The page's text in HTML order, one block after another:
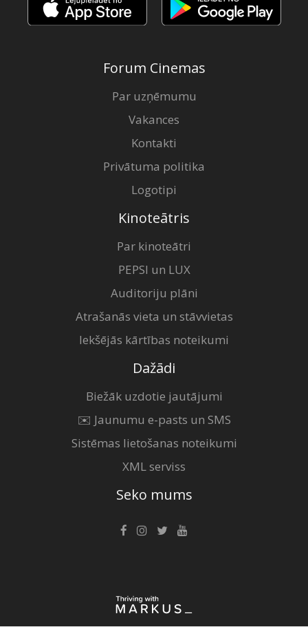
Forum Cinemas
Par uzņēmumu
Vakances
Kontakti
Privātuma politika
Logotipi
Kinoteātris
Par kinoteātri
PEPSI un LUX
Auditoriju plāni
Atrašanās vieta un stāvvietas
Iekšējās kārtības noteikumi
Dažādi
Biežāk uzdotie jautājumi
✉️ Jaunumu e-pasts un SMS
Sistēmas lietošanas noteikumi
XML serviss
Seko mums